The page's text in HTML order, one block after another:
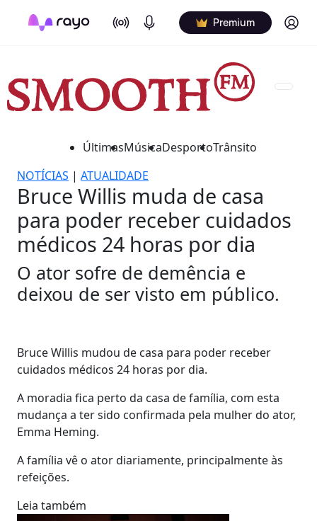
On Air Podcasts Premium Log in
ÚltimasMúsicaDesportoTrânsito
NOTÍCIAS | ATUALIDADE
Bruce Willis muda de casa
para poder receber cuidados
médicos 24 horas por dia
O ator sofre de demência e
deixou de ser visto em público.
Bruce Willis mudou de casa para poder receber
cuidados médicos 24 horas por dia.
A moradia fica perto da casa de família, com esta
mudança a ter sido confirmada pela mulher do ator,
Emma Heming.
A família vê o ator diariamente, principalmente às
refeições.
Leia também